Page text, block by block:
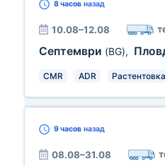
8 часов назад
10.08–12.08
Септември (BG),
CMR ADR Растентовка
9 часов назад
08.08–31.08